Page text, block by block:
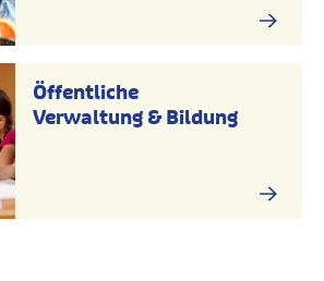
Öffentliche
Verwaltung & Bildung